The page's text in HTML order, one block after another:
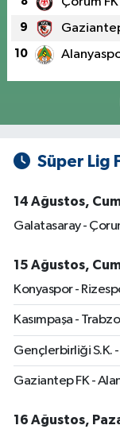
9
10
Süper Lig
14 Ağustos,
Galatasaray -
15 Ağustos,
Konyaspor -
Kasımpaşa -
Gençlerbirliği S.K.
Gaziantep FK -
16 Ağustos,